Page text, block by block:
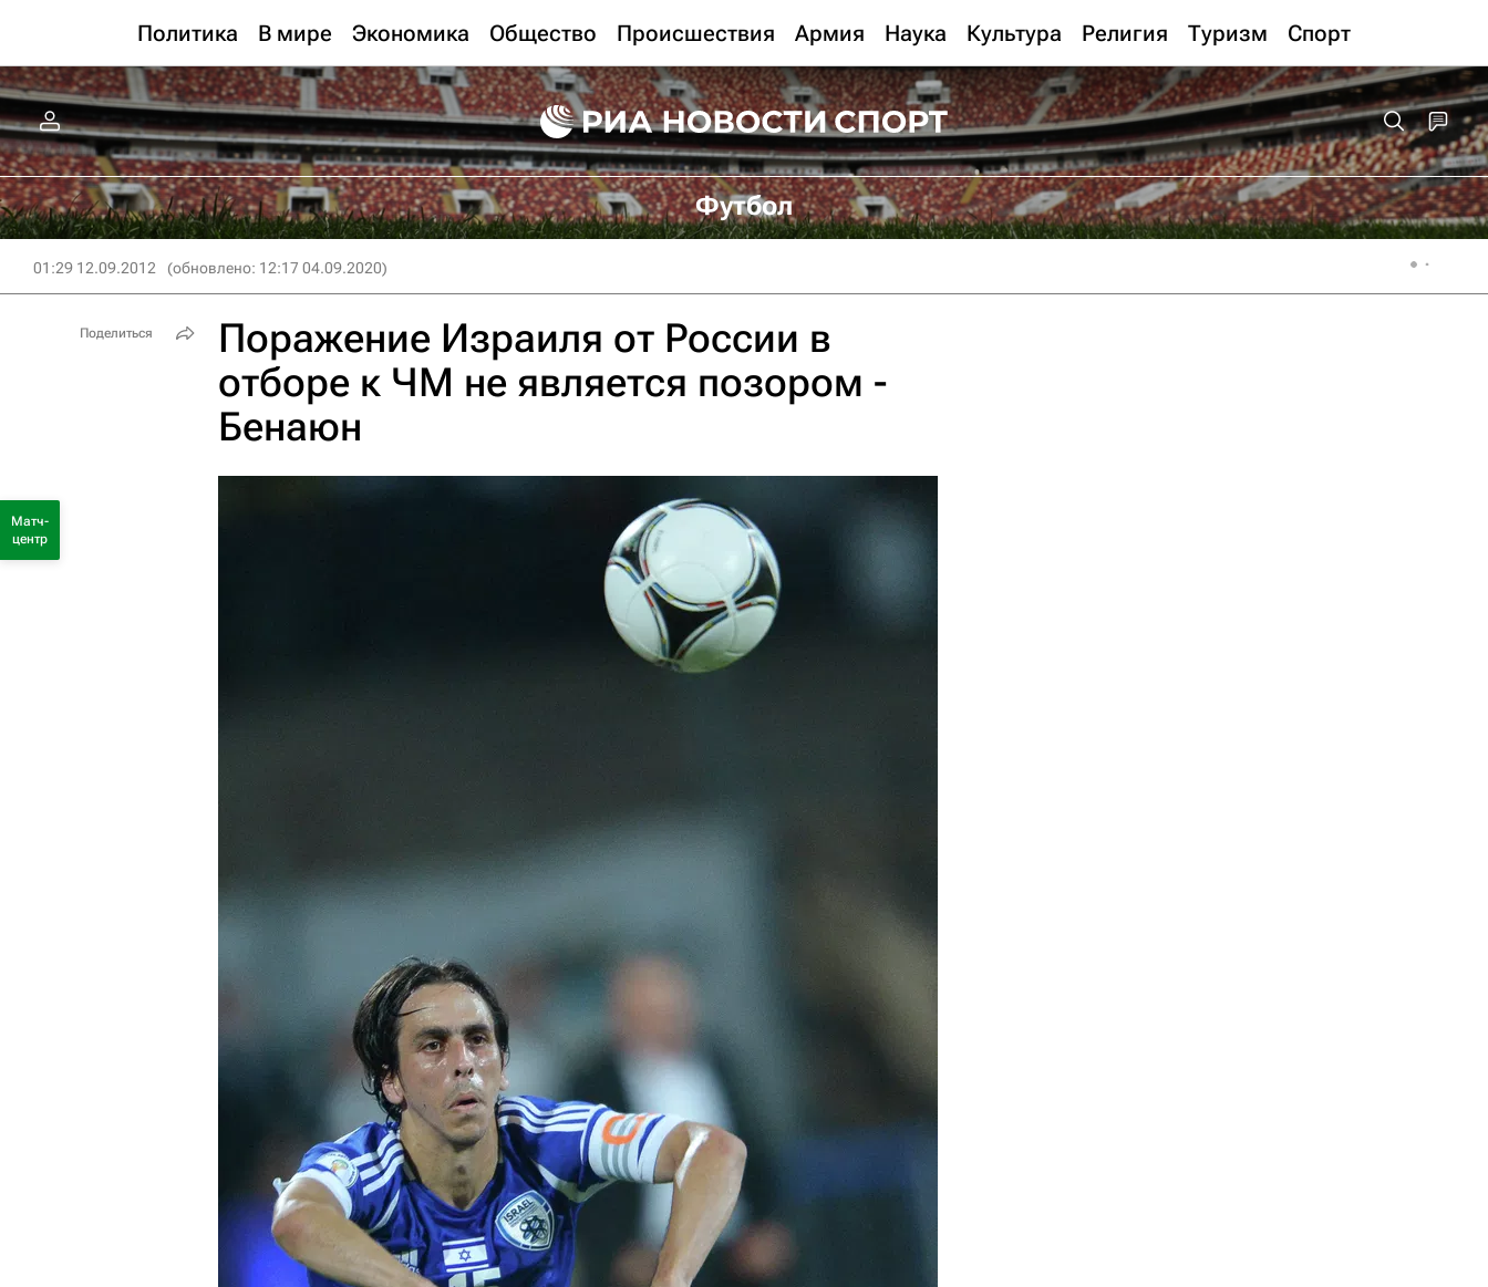
Политика В мире Экономика Общество Происшествия Армия Наука Культура Религия Туризм Спорт
Футбол
01:29 12.09.2012 (обновлено: 12:17 04.09.2020)
Поражение Израиля от России в
отборе к ЧМ не является позором -
Бенаюн
Поделиться
Матч-
центр